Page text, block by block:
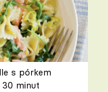
s pórkem
minut